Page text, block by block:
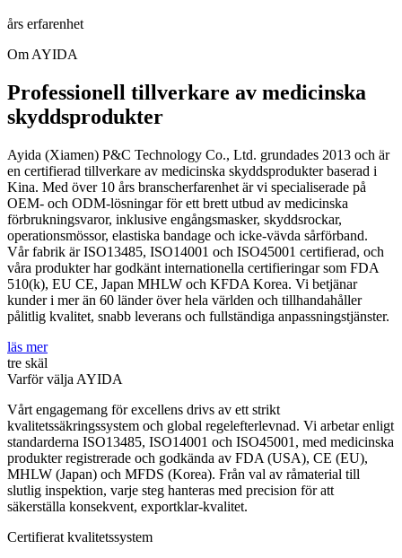
års erfarenhet
Om AYIDA
Professionell tillverkare av medicinska
skyddsprodukter
Ayida (Xiamen) P&C Technology Co., Ltd. grundades 2013 och är
en certifierad tillverkare av medicinska skyddsprodukter baserad i
Kina. Med över 10 års branscherfarenhet är vi specialiserade på
OEM- och ODM-lösningar för ett brett utbud av medicinska
förbrukningsvaror, inklusive engångsmasker, skyddsrockar,
operationsmössor, elastiska bandage och icke-vävda sårförband.
Vår fabrik är ISO13485, ISO14001 och ISO45001 certifierad, och
våra produkter har godkänt internationella certifieringar som FDA
510(k), EU CE, Japan MHLW och KFDA Korea. Vi betjänar
kunder i mer än 60 länder över hela världen och tillhandahåller
pålitlig kvalitet, snabb leverans och fullständiga anpassningstjänster.
läs mer
tre skäl
Varför välja AYIDA
Vårt engagemang för excellens drivs av ett strikt
kvalitetssäkringssystem och global regelefterlevnad. Vi arbetar enligt
standarderna ISO13485, ISO14001 och ISO45001, med medicinska
produkter registrerade och godkända av FDA (USA), CE (EU),
MHLW (Japan) och MFDS (Korea). Från val av råmaterial till
slutlig inspektion, varje steg hanteras med precision för att
säkerställa konsekvent, exportklar-kvalitet.
Certifierat kvalitetssystem